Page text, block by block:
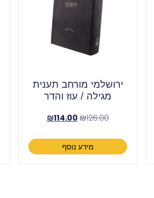
ירושלמי מורחב תענית
מגילה / עוז והדר
₪126.00
₪114.00
מידע נוסף